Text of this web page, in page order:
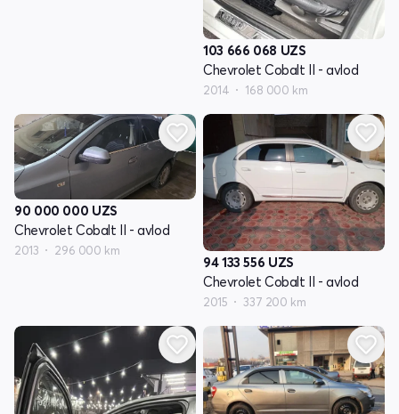
103 666 068 UZS
Chevrolet Cobalt II - avlod
2014 168 000 km
90 000 000 UZS
Chevrolet Cobalt II - avlod
2013 296 000 km
94 133 556 UZS
Chevrolet Cobalt II - avlod
2015 337 200 km